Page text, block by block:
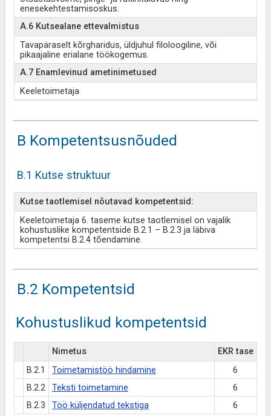
enesekehtestamisoskus.
A.6 Kutsealane ettevalmistus
Tavapäraselt kõrgharidus, üldjuhul filoloogiline, või
pikaajaline erialane töökogemus.
A.7 Enamlevinud ametinimetused
Keeletoimetaja
B Kompetentsusnõuded
B.1 Kutse struktuur
Kutse taotlemisel nõutavad kompetentsid:
Keeletoimetaja 6. taseme kutse taotlemisel on vajalik
kohustuslike kompetentside B.2.1 – B.2.3 ja läbiva
kompetentsi B.2.4 tõendamine.
B.2 Kompetentsid
Kohustuslikud kompetentsid
Nimetus
EKR tase
B.2.1
Toimetamistöö hindamine
6
B.2.2
Teksti toimetamine
6
B.2.3
Töö küljendatud tekstiga 6